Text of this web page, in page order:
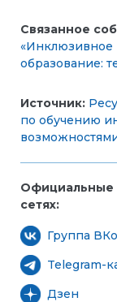
Связанное
«Инклюзивное
образование:
Источник:
по обучению
Официальные
сетях:
Группа
Telegram-
Дзен